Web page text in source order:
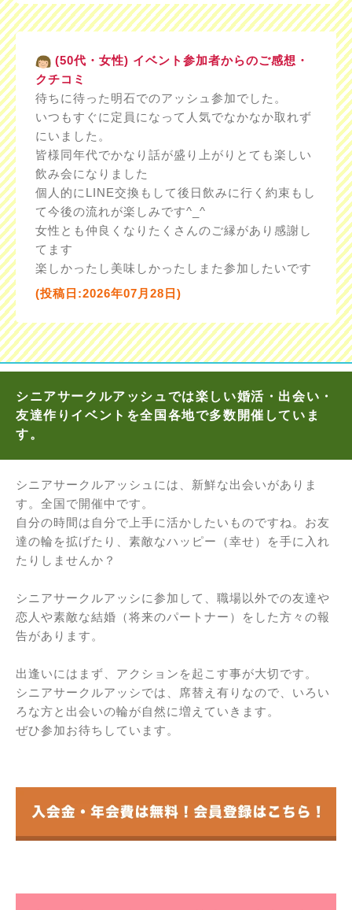
(50代・女性) イベント参加者からのご感想・
クチコミ
待ちに待った明石でのアッシュ参加でした。
いつもすぐに定員になって人気でなかなか取れず
にいました。
皆様同年代でかなり話が盛り上がりとても楽しい
飲み会になりました
個人的にLINE交換もして後日飲みに行く約束もし
て今後の流れが楽しみです^_^
女性とも仲良くなりたくさんのご縁があり感謝し
てます
楽しかったし美味しかったしまた参加したいです
(投稿日:2026年07月28日)
シニアサークルアッシュでは楽しい婚活・出会い・
友達作りイベントを全国各地で多数開催していま
す。
シニアサークルアッシュには、新鮮な出会いがありま
す。全国で開催中です。
自分の時間は自分で上手に活かしたいものですね。お友
達の輪を拡げたり、素敵なハッピー（幸せ）を手に入れ
たりしませんか？
シニアサークルアッシに参加して、職場以外での友達や
恋人や素敵な結婚（将来のパートナー）をした方々の報
告があります。
出逢いにはまず、アクションを起こす事が大切です。
シニアサークルアッシでは、席替え有りなので、いろい
ろな方と出会いの輪が自然に増えていきます。
ぜひ参加お待ちしています。